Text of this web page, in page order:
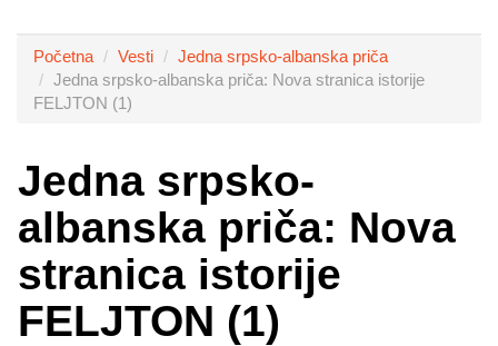
Početna Vesti
Jedna srpsko-albanska priča
Jedna srpsko-albanska priča: Nova stranica istorije
FELJTON (1)
Jedna srpsko-
albanska priča: Nova
stranica istorije
FELJTON (1)